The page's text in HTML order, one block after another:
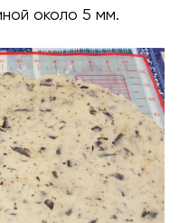
около 5 мм.